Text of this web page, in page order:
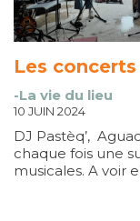
Les
-La vie du lieu
10 JUIN 2024
DJ Pastèq’,
chaque fois une
musicales. A voir